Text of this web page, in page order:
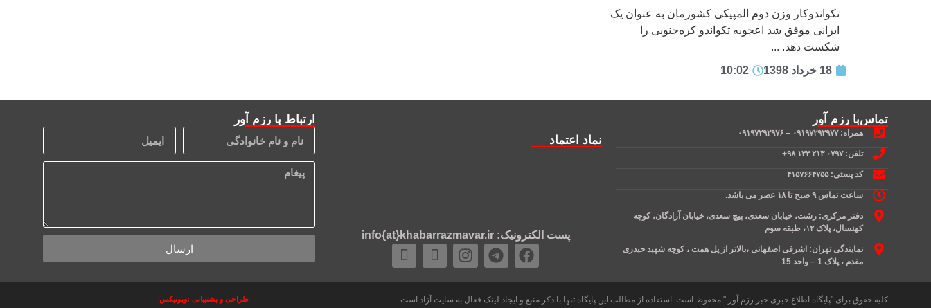
تکواندوکار وزن دوم المپیکی کشورمان به عنوان یک
ایرانی موفق شد اعجوبه تکواندو کره‌جنوبی را
شکست دهد. ...
18 خرداد 1398
10:02
تماس‌با رزم آور
همراه: ۰۹۱۹۷۲۹۲۹۷۷ – ۰۹۱۹۷۲۹۲۹۷۶
تلفن: ۰۷۹۷ ۲۱۳ ۱۳۳ ۹۸+
کد پستی: ۴۱۵۷۶۶۴۷۵۵
ساعت تماس ۹ صبح تا ۱۸ عصر می باشد.
دفتر مرکزی: رشت، خیابان سعدی، پیچ سعدی، خیابان آزادگان، کوچه
کهنسال، پلاک ۱۲، طبقه سوم
نمایندگی تهران: اشرفی اصفهانی ،بالاتر از پل همت ، کوچه شهید حیدری
مقدم ، پلاک 1 – واحد 15
پست الکترونیک: info{at}khabarrazmavar.ir
نماد اعتماد
ارتباط با رزم آور
ارسال
طراحی و پشتیبانی :وبونیکس کلیه حقوق برای "پایگاه اطلاع خبری خبر رزم آور " محفوظ است. استفاده از مطالب این پایگاه تنها با ذکر منبع و ایجاد لینک فعال به سایت آزاد است.